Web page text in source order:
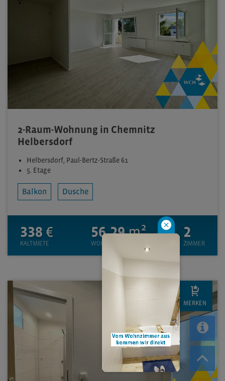
2-Raum-Wohnung in Chemnitz
Helbersdorf
Helbersdorf, Paul-Bertz-Straße 61
5. Etage
Balkon Dusche
338 €
KALTMIETE
56.29m²
WOHNFLÄCHE CA.
2
ZIMMER
MERKEN